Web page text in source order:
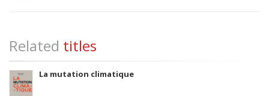
Related titles
La mutation climatique